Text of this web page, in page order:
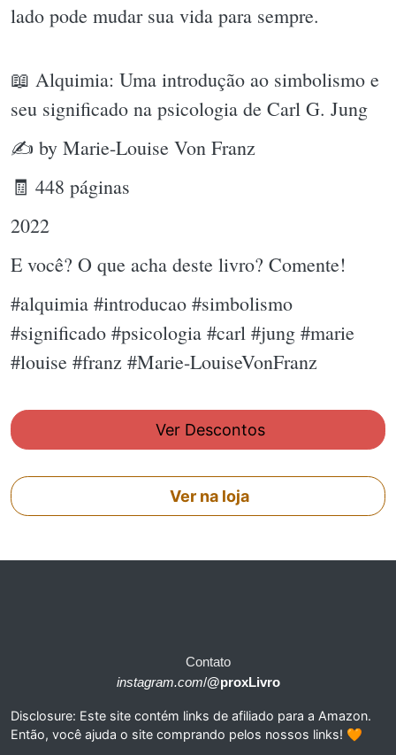
lado pode mudar sua vida para sempre.
📖 Alquimia: Uma introdução ao simbolismo e
seu significado na psicologia de Carl G. Jung
✍ by Marie-Louise Von Franz
🧾 448 páginas
2022
E você? O que acha deste livro? Comente!
#alquimia #introducao #simbolismo
#significado #psicologia #carl #jung #marie
#louise #franz #Marie-LouiseVonFranz
Ver Descontos
Ver na loja
Contato
instagram.com/@proxLivro
Disclosure: Este site contém links de afiliado para a Amazon.
Então, você ajuda o site comprando pelos nossos links! 🧡